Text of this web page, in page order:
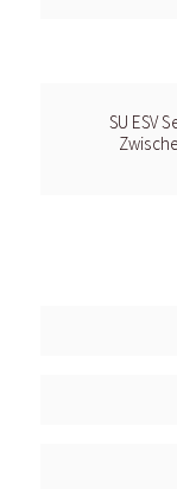
SU ESV